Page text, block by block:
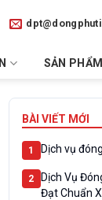
SẢN PHẨM
BÀI VIẾT MỚI
1 Dịch vụ
2
Dịch Vụ
Đạt Chuẩn